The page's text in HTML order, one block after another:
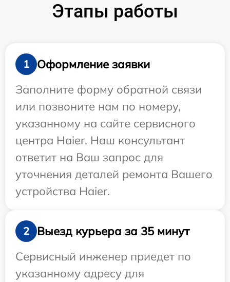
Этапы работы
1
Оформление заявки
Заполните форму обратной связи
или позвоните нам по номеру,
указанному на сайте сервисного
центра Haier. Наш консультант
ответит на Ваш запрос для
уточнения деталей ремонта Вашего
устройства Haier.
2
Выезд курьера за 35 минут
Сервисный инженер приедет по
указанному адресу для